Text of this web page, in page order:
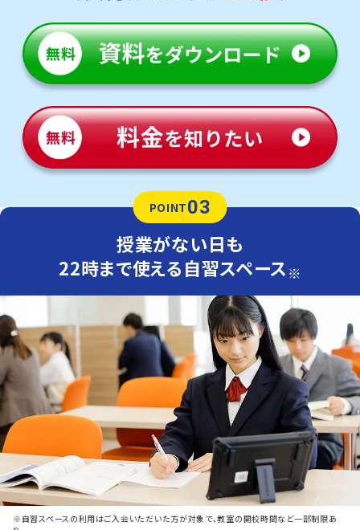
POINT03
授業がない日も
22時まで使える自習スペース ※
※自習スペースの利用はご入会いただいた方が対象で、教室の開校時間など一部制限あ